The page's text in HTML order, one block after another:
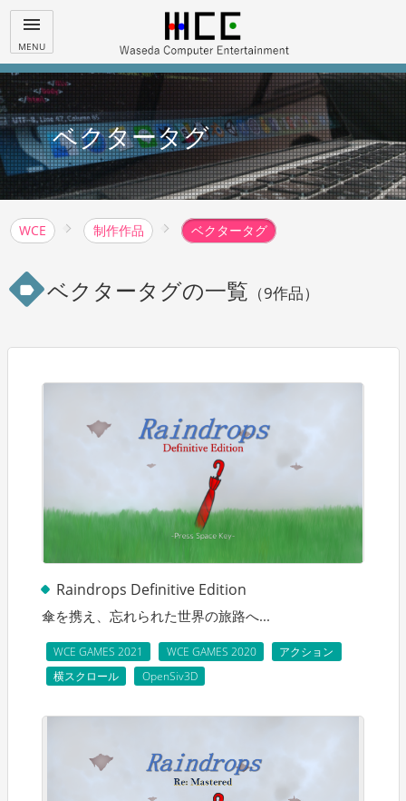
menu
MENU
ベクタータグ
WCE 制作作品 ベクタータグ
label ベクタータグの一覧 （9作品）
Raindrops Definitive Edition
傘を携え、忘れられた世界の旅路へ...
WCE GAMES 2021 WCE GAMES 2020
アクション
横スクロール
OpenSiv3D